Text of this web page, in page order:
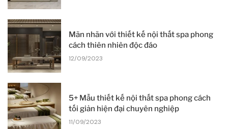
Mãn nhãn với thiết kế nội thất spa phong
cách thiên nhiên độc đáo
12/09/2023
5+ Mẫu thiết kế nội thất spa phong cách
tối giản hiện đại chuyên nghiệp
11/09/2023